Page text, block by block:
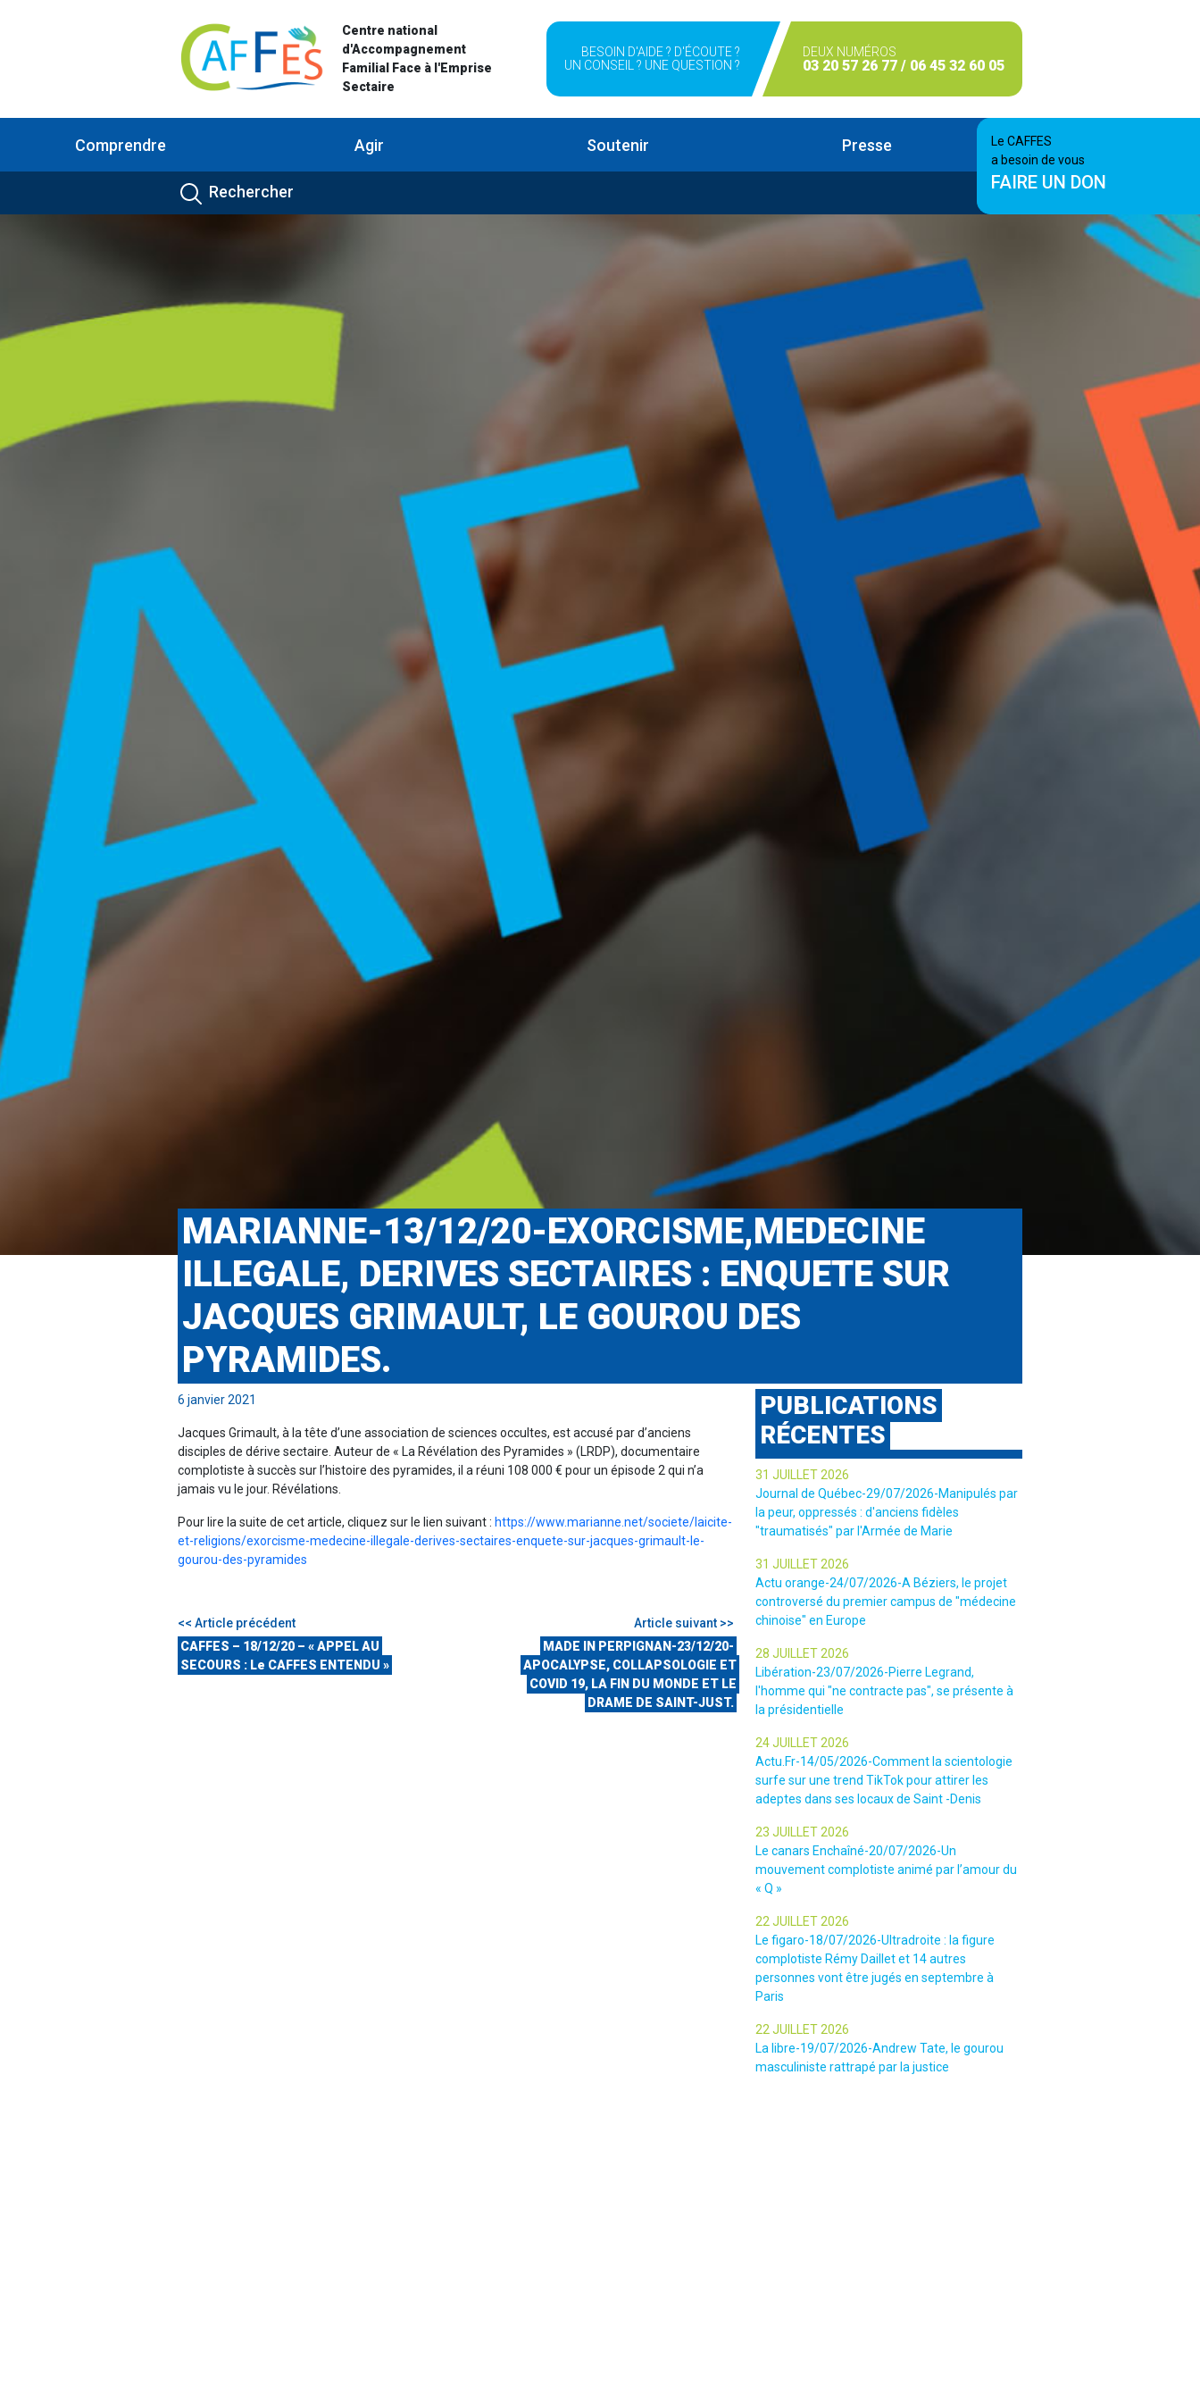
Centre national
d'Accompagnement
Familial Face à l'Emprise
Sectaire
BESOIN D'AIDE ? D'ÉCOUTE ?
UN CONSEIL ? UNE QUESTION ?
DEUX NUMÉROS
03 20 57 26 77 / 06 45 32 60 05
Comprendre Agir Soutenir Presse
Le CAFFES
a besoin de vous
FAIRE UN DON
MARIANNE-13/12/20-EXORCISME,MEDECINE
ILLEGALE, DERIVES SECTAIRES : ENQUETE SUR
JACQUES GRIMAULT, LE GOUROU DES
PYRAMIDES.
6 janvier 2021
Jacques Grimault, à la tête d’une association de sciences occultes, est accusé par d’anciens
disciples de dérive sectaire. Auteur de « La Révélation des Pyramides » (LRDP), documentaire
complotiste à succès sur l’histoire des pyramides, il a réuni 108 000 € pour un épisode 2 qui n’a
jamais vu le jour. Révélations.
Pour lire la suite de cet article, cliquez sur le lien suivant : https://www.marianne.net/societe/laicite-
et-religions/exorcisme-medecine-illegale-derives-sectaires-enquete-sur-jacques-grimault-le-
gourou-des-pyramides
<< Article précédent
CAFFES – 18/12/20 – « APPEL AU
SECOURS : Le CAFFES ENTENDU »
Article suivant >>
MADE IN PERPIGNAN-23/12/20-
APOCALYPSE, COLLAPSOLOGIE ET
COVID 19, LA FIN DU MONDE ET LE
DRAME DE SAINT-JUST.
PUBLICATIONS
RÉCENTES
31 JUILLET 2026
Journal de Québec-29/07/2026-Manipulés par
la peur, oppressés : d'anciens fidèles
"traumatisés" par l'Armée de Marie
31 JUILLET 2026
Actu orange-24/07/2026-A Béziers, le projet
controversé du premier campus de "médecine
chinoise" en Europe
28 JUILLET 2026
Libération-23/07/2026-Pierre Legrand,
l'homme qui "ne contracte pas", se présente à
la présidentielle
24 JUILLET 2026
Actu.Fr-14/05/2026-Comment la scientologie
surfe sur une trend TikTok pour attirer les
adeptes dans ses locaux de Saint -Denis
23 JUILLET 2026
Le canars Enchaîné-20/07/2026-Un
mouvement complotiste animé par l’amour du
« Q »
22 JUILLET 2026
Le figaro-18/07/2026-Ultradroite : la figure
complotiste Rémy Daillet et 14 autres
personnes vont être jugés en septembre à
Paris
22 JUILLET 2026
La libre-19/07/2026-Andrew Tate, le gourou
masculiniste rattrapé par la justice